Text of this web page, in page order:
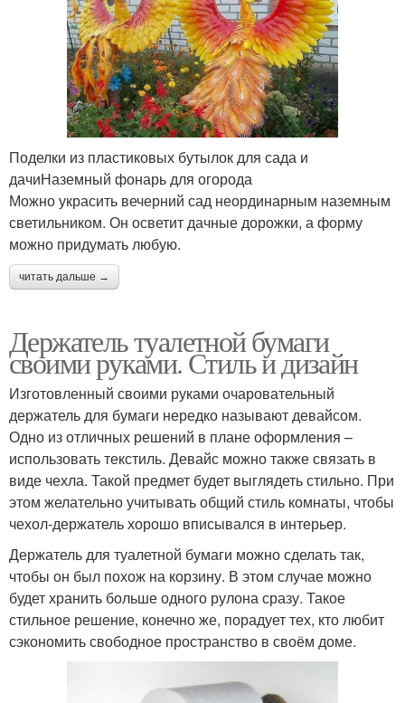
Поделки из пластиковых бутылок для сада и
дачиНаземный фонарь для огорода
Можно украсить вечерний сад неординарным наземным
светильником. Он осветит дачные дорожки, а форму
можно придумать любую.
читать дальше →
Держатель туалетной бумаги
своими руками. Стиль и дизайн
Изготовленный своими руками очаровательный
держатель для бумаги нередко называют девайсом.
Одно из отличных решений в плане оформления –
использовать текстиль. Девайс можно также связать в
виде чехла. Такой предмет будет выглядеть стильно. При
этом желательно учитывать общий стиль комнаты, чтобы
чехол-держатель хорошо вписывался в интерьер.
Держатель для туалетной бумаги можно сделать так,
чтобы он был похож на корзину. В этом случае можно
будет хранить больше одного рулона сразу. Такое
стильное решение, конечно же, порадует тех, кто любит
сэкономить свободное пространство в своём доме.